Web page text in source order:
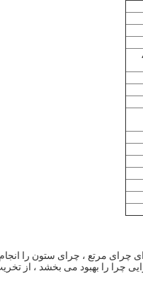
،
مرتع ، چرای ستون را انجام
چرا را بهبود می بخشد ، از